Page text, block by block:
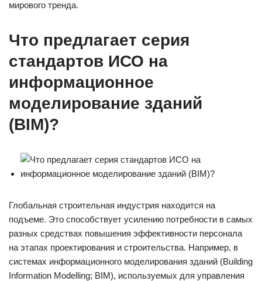
мирового тренда.
Что предлагает серия
стандартов ИСО на
информационное
моделирование зданий
(BIM)?
Глобальная строительная индустрия находится на
подъеме. Это способствует усилению потребности в самых
разных средствах повышения эффективности персонала
на этапах проектирования и строительства. Например, в
системах информационного моделирования зданий (Building
Information Modelling; BIM), используемых для управления